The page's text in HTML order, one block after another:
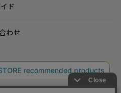
ド
わせ